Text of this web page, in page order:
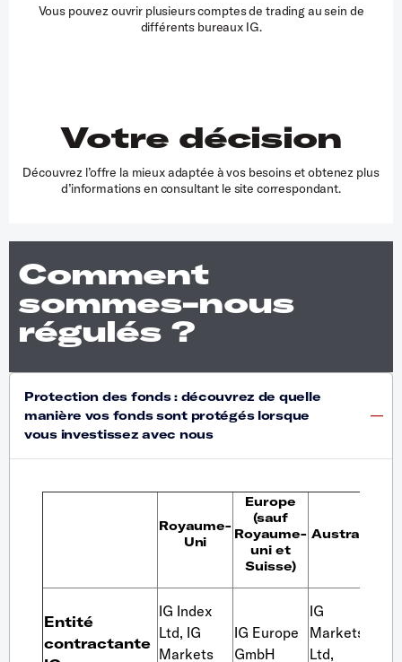
Vous pouvez ouvrir plusieurs comptes de trading au sein de
différents bureaux IG.
Votre décision
Découvrez l’offre la mieux adaptée à vos besoins et obtenez plus
d’informations en consultant le site correspondant.
Comment
sommes-nous
régulés ?
Royaume-
Uni
Europe
(sauf
Royaume-
uni et
Suisse)
Australie
Entité
contractante
IG Index
Ltd, IG
Markets
IG Europe
GmbH
IG
Markets
Ltd,